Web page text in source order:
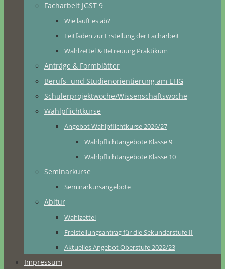
Facharbeit JGST 9
Wie läuft es ab?
Leitfaden zur Erstellung der Facharbeit
Wahlzettel & Betreuung Praktikum
Anträge & Formblätter
Berufs- und Studienorientierung am EHG
Schülerprojektwoche/Wissenschaftswoche
Wahlpflichtkurse
Angebot Wahlpflichtkurse 2026/27
Wahlpflichtangebote Klasse 9
Wahlpflichtangebote Klasse 10
Seminarkurse
Seminarkursangebote
Abitur
Wahlzettel
Freistellungsantrag für die Sekundarstufe II
Aktuelles Angebot Oberstufe 2022/23
Impressum